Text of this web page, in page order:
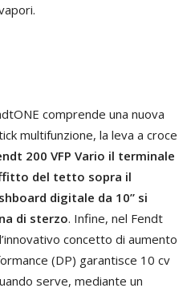
comprende una nuova
multifunzione, la leva a croce
200 VFP Vario il terminale
del tetto sopra il
digitale da 10” si
di sterzo. Infine, nel Fendt
concetto di aumento
(DP) garantisce 10 cv
serve, mediante un